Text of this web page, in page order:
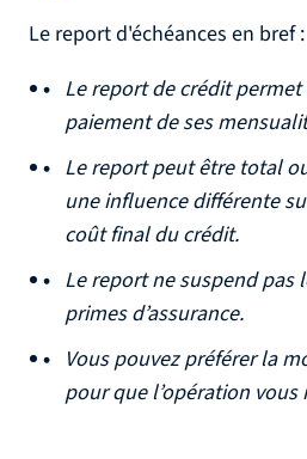
Le report d'échéances en bref :
Le report de crédit
paiement de ses
Le report peut être total
une influence différente
coût final du crédit.
Le report ne suspend pas
primes d’assurance.
Vous pouvez préférer la
pour que l’opération vous